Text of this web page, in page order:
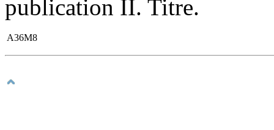
publication II. Titre.
A36M8